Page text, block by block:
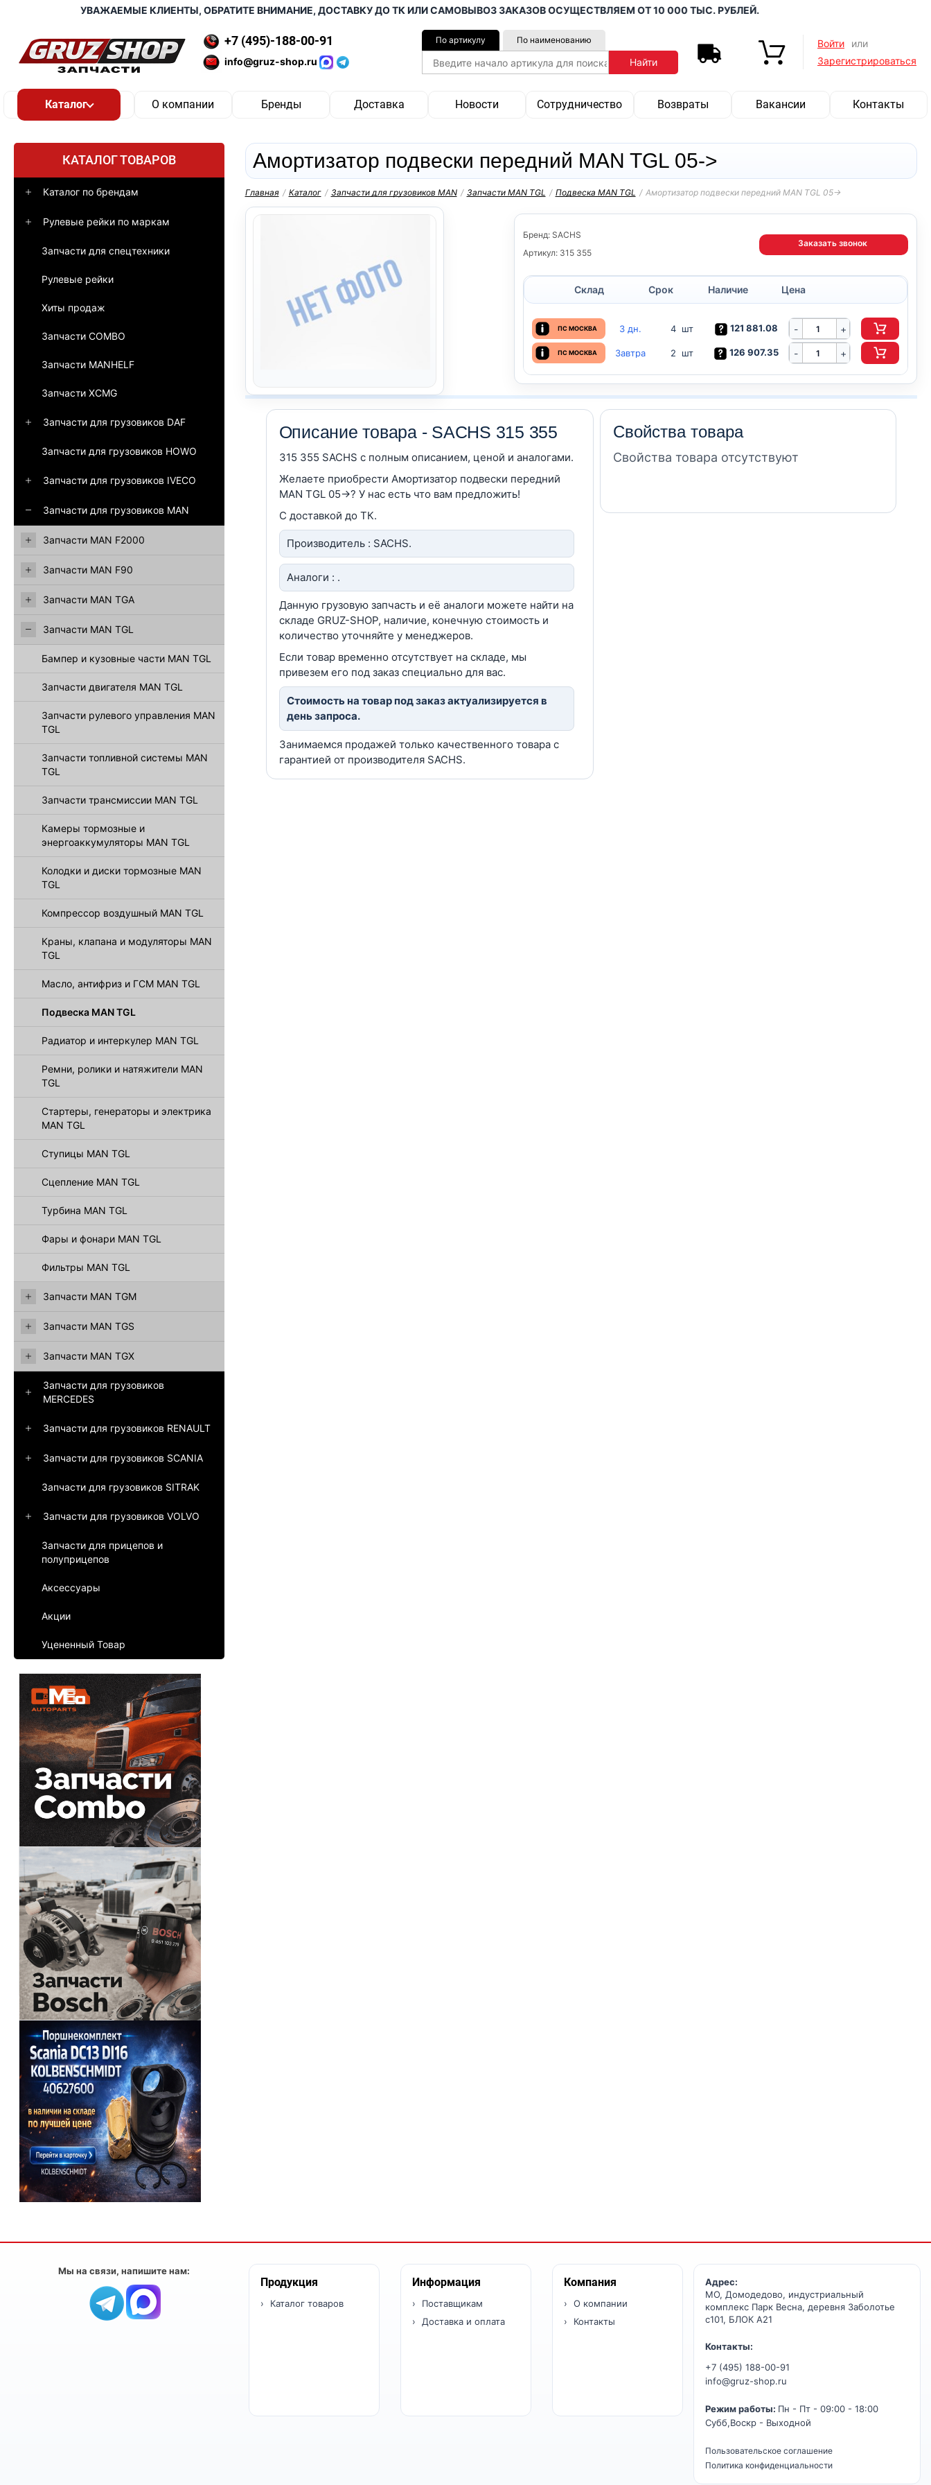
УВАЖАЕМЫЕ КЛИЕНТЫ, ОБРАТИТЕ ВНИМАНИЕ, ДОСТАВКУ ДО ТК ИЛИ САМОВЫВОЗ ЗАКАЗОВ ОСУЩЕСТВЛЯЕМ ОТ 10 000 ТЫС. РУБЛЕЙ.
+7 (495)-188-00-91
info@gruz-shop.ru
По артикулу По наименованию Войти
или
Зарегистрироваться
О компании Бренды Доставка Новости Сотрудничество Возвраты Вакансии Контакты
КАТАЛОГ ТОВАРОВ
Каталог по брендам
Рулевые рейки по маркам
Запчасти для спецтехники
Рулевые рейки
Хиты продаж
Запчасти COMBO
Запчасти MANHELF
Запчасти XCMG
Запчасти для грузовиков DAF
Запчасти для грузовиков HOWO
Запчасти для грузовиков IVECO
Запчасти для грузовиков MAN
Запчасти MAN F2000
Запчасти MAN F90
Запчасти MAN TGA
Запчасти MAN TGL
Бампер и кузовные части MAN TGL
Запчасти двигателя MAN TGL
Запчасти рулевого управления MAN
TGL
Запчасти топливной системы MAN
TGL
Запчасти трансмиссии MAN TGL
Камеры тормозные и
энергоаккумуляторы MAN TGL
Колодки и диски тормозные MAN
TGL
Компрессор воздушный MAN TGL
Краны, клапана и модуляторы MAN
TGL
Масло, антифриз и ГСМ MAN TGL
Подвеска MAN TGL
Радиатор и интеркулер MAN TGL
Ремни, ролики и натяжители MAN
TGL
Стартеры, генераторы и электрика
MAN TGL
Ступицы MAN TGL
Сцепление MAN TGL
Турбина MAN TGL
Фары и фонари MAN TGL
Фильтры MAN TGL
Запчасти MAN TGM
Запчасти MAN TGS
Запчасти MAN TGX
Запчасти для грузовиков
MERCEDES
Запчасти для грузовиков RENAULT
Запчасти для грузовиков SCANIA
Запчасти для грузовиков SITRAK
Запчасти для грузовиков VOLVO
Запчасти для прицепов и
полуприцепов
Аксессуары
Акции
Уцененный Товар
Амортизатор подвески передний MAN TGL 05->
Главная / Каталог / Запчасти для грузовиков MAN / Запчасти MAN TGL / Подвеска MAN TGL / Амортизатор подвески передний MAN TGL 05->
Бренд: SACHS
Артикул: 315 355
Заказать звонок
Склад Срок Наличие Цена
ПС МОСКВА 3 дн. 4 шт 121 881.08 - +
ПС МОСКВА Завтра 2 шт 126 907.35 - +
Описание товара - SACHS 315 355
315 355 SACHS c полным описанием, ценой и аналогами.
Желаете приобрести Амортизатор подвески передний
MAN TGL 05->? У нас есть что вам предложить!
С доставкой до ТК.
Производитель : SACHS.
Аналоги : .
Данную грузовую запчасть и её аналоги можете найти на
складе GRUZ-SHOP, наличие, конечную стоимость и
количество уточняйте у менеджеров.
Если товар временно отсутствует на складе, мы
привезем его под заказ специально для вас.
Стоимость на товар под заказ актуализируется в
день запроса.
Занимаемся продажей только качественного товара с
гарантией от производителя SACHS.
Свойства товара
Свойства товара отсутствуют
Мы на связи, напишите нам:
Продукция
Каталог товаров
Информация
Поставщикам
Доставка и оплата
Компания
О компании
Контакты
Адрес:
МО, Домодедово, индустриальный
комплекс Парк Весна, деревня Заболотье
с101, БЛОК А21
Контакты:
+7 (495) 188-00-91
info@gruz-shop.ru
Режим работы: Пн - Пт - 09:00 - 18:00
Субб,Воскр - Выходной
Пользовательское соглашение
Политика конфиденциальности